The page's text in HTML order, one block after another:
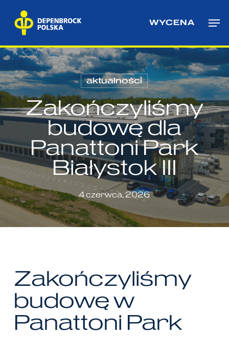
content
WYCENA
aktualności
Zakończyliśmy
budowę dla
Panattoni Park
Białystok III
4 czerwca, 2026
Zakończyliśmy
budowęw
Panattoni Park